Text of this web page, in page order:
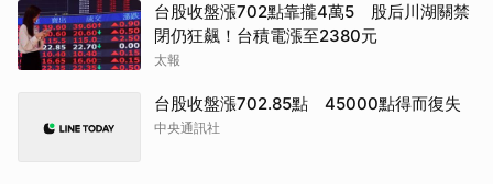
台股收盤漲702點靠攏4萬5 股后川湖關禁
閉仍狂飆！台積電漲至2380元
太報
台股收盤漲702.85點 45000點得而復失
中央通訊社